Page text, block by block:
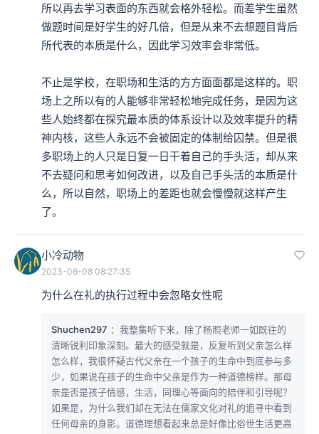
是在进行礼仪，你要有内在的一面，你要诚心诚意。
本集编辑：dy
所以再去学习表面的东西就会格外轻松。而差学生虽然
做题时间是好学生的好几倍，但是从来不去想题目背后
所代表的本质是什么，因此学习效率会非常低。
不止是学校，在职场和生活的方方面面都是这样的。职
场上之所以有的人能够非常轻松地完成任务，是因为这
些人始终都在探究最本质的体系设计以及效率提升的精
神内核，这些人永远不会被固定的体制给囚禁。但是很
多职场上的人只是日复一日干着自己的手头活，却从来
不去疑问和思考如何改进，以及自己手头活的本质是什
么，所以自然，职场上的差距也就会慢慢就这样产生
了。
小冷动物
2023-06-08 08:27:35
为什么在礼的执行过程中会忽略女性呢
Shuchen297 ：我整集听下来，除了杨照老师一如既往的
清晰锐利印象深刻。最大的感受就是，反复听到父亲怎么样
怎么样，我很怀疑古代父亲在一个孩子的生命中到底参与多
少，如果说在孩子的生命中父亲是作为一种道德榜样。那母
亲是否是孩子情感，生活，同理心等面向的陪伴和引导呢？
如果是，为什么我们却在无法在儒家文化对礼的追寻中看到
任何母亲的身影。道德理想看起来总是好像比俗世生活更高